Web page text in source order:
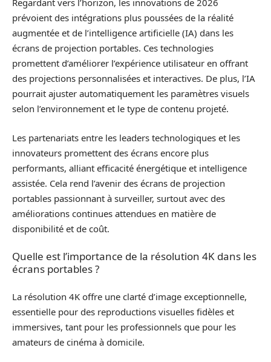
Regardant vers l’horizon, les innovations de 2026
prévoient des intégrations plus poussées de la réalité
augmentée et de l’intelligence artificielle (IA) dans les
écrans de projection portables. Ces technologies
promettent d’améliorer l’expérience utilisateur en offrant
des projections personnalisées et interactives. De plus, l’IA
pourrait ajuster automatiquement les paramètres visuels
selon l’environnement et le type de contenu projeté.
Les partenariats entre les leaders technologiques et les
innovateurs promettent des écrans encore plus
performants, alliant efficacité énergétique et intelligence
assistée. Cela rend l’avenir des écrans de projection
portables passionnant à surveiller, surtout avec des
améliorations continues attendues en matière de
disponibilité et de coût.
Quelle est l’importance de la résolution 4K dans les
écrans portables ?
La résolution 4K offre une clarté d’image exceptionnelle,
essentielle pour des reproductions visuelles fidèles et
immersives, tant pour les professionnels que pour les
amateurs de cinéma à domicile.